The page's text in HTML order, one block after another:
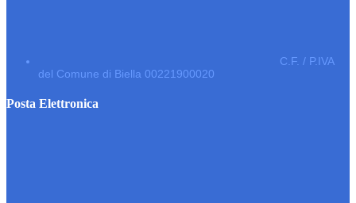
C.F. / P.IVA
del Comune di Biella 00221900020
Posta Elettronica